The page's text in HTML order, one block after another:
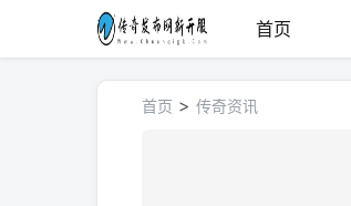
首页
首页 > 传奇资讯